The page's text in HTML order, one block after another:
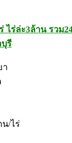
ไร่ล่ะ3ล้าน รวม
รี
า
/ไร่